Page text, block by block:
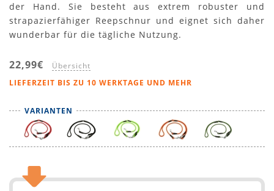
der Hand. Sie besteht aus extrem robuster und
strapazierfähiger Reepschnur und eignet sich daher
wunderbar für die tägliche Nutzung.
22,99€ Übersicht
LIEFERZEIT BIS ZU 10 WERKTAGE UND MEHR
VARIANTEN